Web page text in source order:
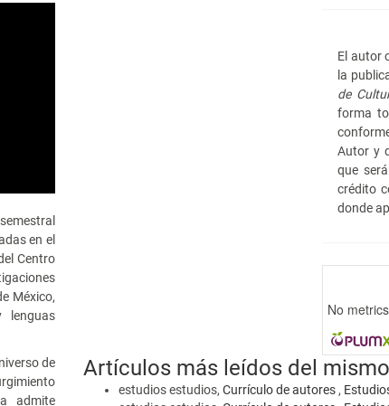
en el
Centro
México,
lenguas
de
admite
El autor
la
de
forma
Autor y
que
crédito
donde
No
Artículos más leídos del
estudios estudios, Currículo de autores ,